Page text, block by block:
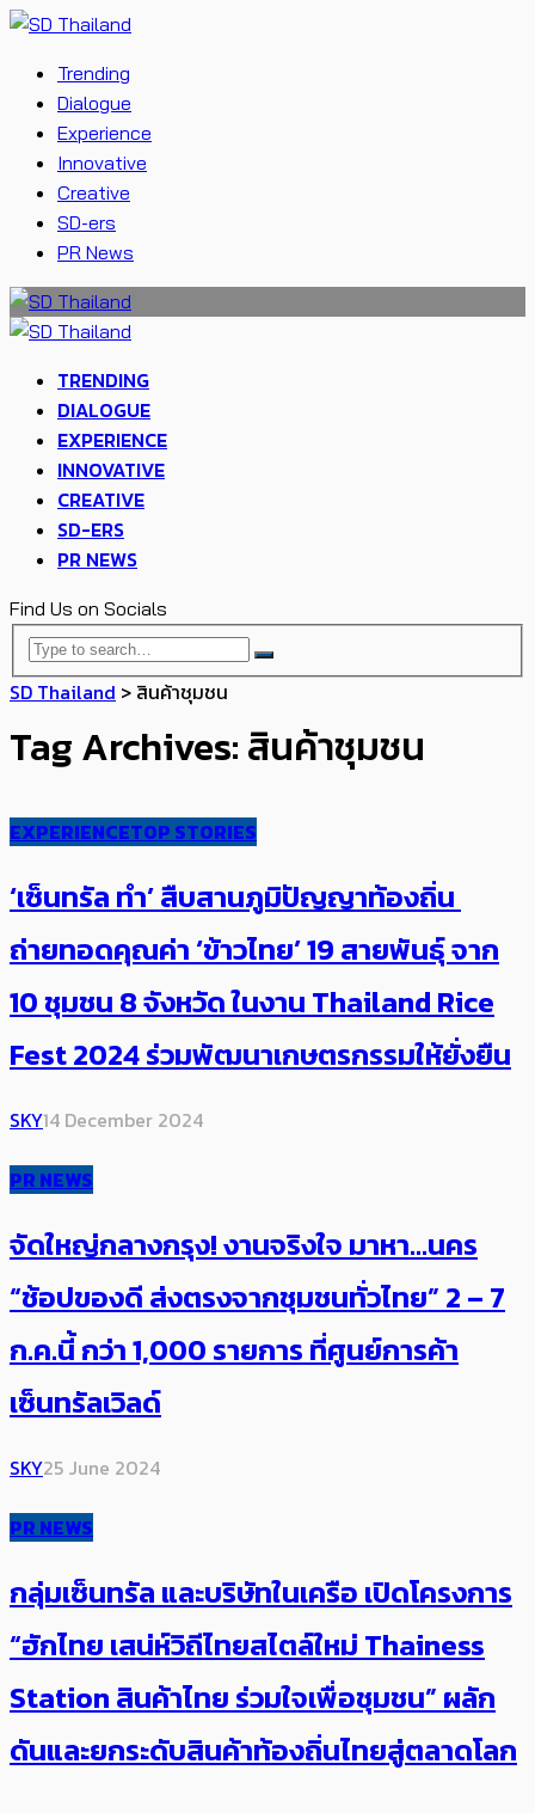
Trending
Dialogue
Experience
Innovative
Creative
SD-ers
PR News
TRENDING
DIALOGUE
EXPERIENCE
INNOVATIVE
CREATIVE
SD-ERS
PR NEWS
Find Us on Socials
SD Thailand > สินค้าชุมชน
Tag Archives: สินค้าชุมชน
EXPERIENCETOP STORIES
‘เซ็นทรัล ทำ’ สืบสานภูมิปัญญาท้องถิ่น ​
ถ่ายทอดคุณค่า ‘ข้าวไทย’ 19 สายพันธุ์ จาก
10 ชุมชน 8 จังหวัด ในงาน Thailand Rice
Fest 2024 ร่วมพัฒนาเกษตรกรรมให้ยั่งยืน
SKY14 December 2024
PR NEWS
จัดใหญ่กลางกรุง! งานจริงใจ มาหา…นคร
“ช้อปของดี ส่งตรงจากชุมชนทั่วไทย” 2 – 7
ก.ค.นี้ กว่า 1,000 รายการ ที่ศูนย์การค้า
เซ็นทรัลเวิลด์
SKY25 June 2024
PR NEWS
กลุ่มเซ็นทรัล และบริษัทในเครือ เปิดโครงการ
“ฮักไทย เสน่ห์วิถีไทยสไตล์ใหม่ Thainess
Station สินค้าไทย ร่วมใจเพื่อชุมชน” ผลัก
ดันและยกระดับสินค้าท้องถิ่นไทยสู่ตลาดโลก